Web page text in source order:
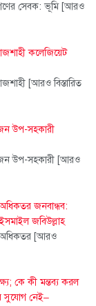
সেবক: ভূমি [আরও
কলেজিয়েট
[আরও বিস্তারিত
উপ-সহকারী
উপ-সহকারী [আরও
অধিকতর জনবান্ধব:
জবিউল্লাহ
অধিকতর [আরও
কে কী মন্তব্য করল
সুযোগ নেই–